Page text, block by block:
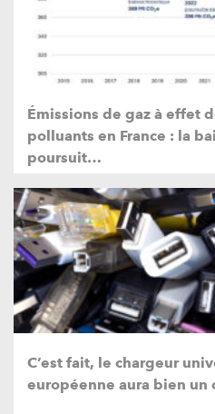
Émissions de gaz à effet
polluants en France : la
poursuit…
C’est fait, le chargeur
européenne aura bien un